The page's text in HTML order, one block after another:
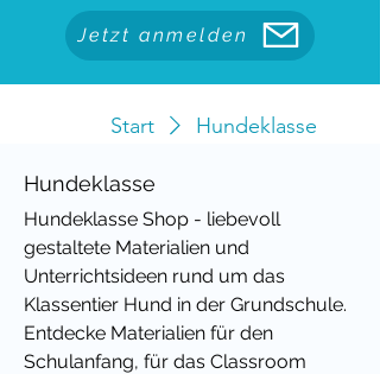
Jetzt anmelden
Start Hundeklasse
Hundeklasse
Hundeklasse Shop - liebevoll
gestaltete Materialien und
Unterrichtsideen rund um das
Klassentier Hund in der Grundschule.
Entdecke Materialien für den
Schulanfang, für das Classroom